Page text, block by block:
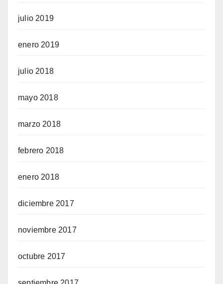
julio 2019
enero 2019
julio 2018
mayo 2018
marzo 2018
febrero 2018
enero 2018
diciembre 2017
noviembre 2017
octubre 2017